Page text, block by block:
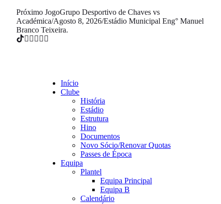
Próximo JogoGrupo Desportivo de Chaves vs
Académica/Agosto 8, 2026/Estádio Municipal Eng° Manuel
Branco Teixeira.
Início
Clube
História
Estádio
Estrutura
Hino
Documentos
Novo Sócio/Renovar Quotas
Passes de Época
Equipa
Plantel
Equipa Principal
Equipa B
Calendário